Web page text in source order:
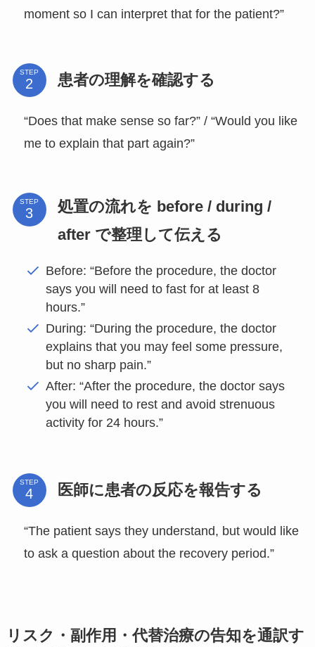
moment so I can interpret that for the patient?”
STEP 患者の理解を確認する
“Does that make sense so far?” / “Would you like
me to explain that part again?”
STEP
処置の流れを before / during /
after で整理して伝える
Before: “Before the procedure, the doctor
says you will need to fast for at least 8
hours.”
During: “During the procedure, the doctor
explains that you may feel some pressure,
but no sharp pain.”
After: “After the procedure, the doctor says
you will need to rest and avoid strenuous
activity for 24 hours.”
STEP 医師に患者の反応を報告する
“The patient says they understand, but would like
to ask a question about the recovery period.”
リスク・副作用・代替治療の告知を通訳す